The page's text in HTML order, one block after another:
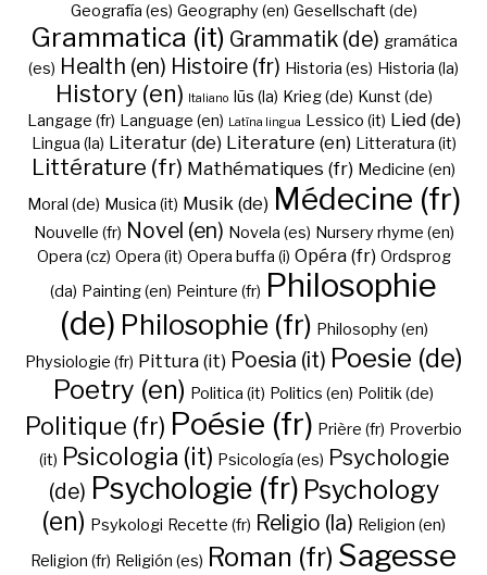
Geografía (es) Geography (en) Gesellschaft (de)
Grammatica (it) Grammatik (de) gramática
(es) Health (en) Histoire (fr) Historia (es) Historia (la)
History (en) Italiano Iūs (la) Krieg (de) Kunst (de)
Langage (fr) Language (en) Latīna lingua Lessico (it) Lied (de)
Lingua (la) Literatur (de) Literature (en) Litteratura (it)
Littérature (fr) Mathématiques (fr) Medicine (en)
Moral (de) Musica (it) Musik (de) Médecine (fr)
Nouvelle (fr) Novel (en) Novela (es) Nursery rhyme (en)
Opera (cz) Opera (it) Opera buffa (i) Opéra (fr) Ordsprog
(da) Painting (en) Peinture (fr) Philosophie
(de) Philosophie (fr) Philosophy (en)
Physiologie (fr) Pittura (it) Poesia (it) Poesie (de)
Poetry (en) Politica (it) Politics (en) Politik (de)
Politique (fr) Poésie (fr) Prière (fr) Proverbio
(it) Psicologia (it) Psicología (es) Psychologie
(de) Psychologie (fr) Psychology
(en) Psykologi Recette (fr) Religio (la) Religion (en)
Religion (fr) Religión (es) Roman (fr) Sagesse